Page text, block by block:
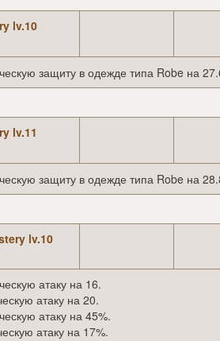
lv.10
защиту в одежде типа Robe на
lv.11
защиту в одежде типа Robe на
lv.10
атаку на 16.
атаку на 20.
атаку на 45%.
атаку на 17%.